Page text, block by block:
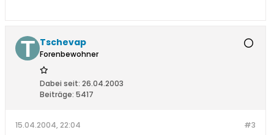
Tschevap
Forenbewohner
Dabei seit: 26.04.2003
Beiträge: 5417
#3
15.04.2004, 22:04